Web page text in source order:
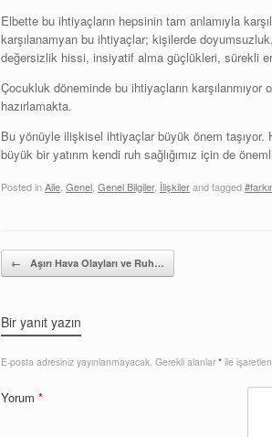
Elbette bu ihtiyaçların hepsinin tam anlamıyla
karşılanamyan bu ihtiyaçlar; kişilerde
değersizlik hissi, insiyatif alma güçlükleri, sürekli
Çocukluk döneminde bu ihtiyaçların
hazırlamakta.
Bu yönüyle ilişkisel ihtiyaçlar büyük önem taşıyor.
büyük bir yatırım kendi ruh sağlığımız için de
Posted inAile Genel Genel Bilgiler, İlişkilerand tagged
Post navigation
← Aşırı Hava Olayları ve Ruh…
Bir yanıt yazın
E-posta adresiniz yayınlanmayacak. Gerekli alanlar* ile
Yorum *